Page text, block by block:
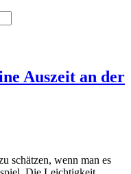
Auszeit an der
schätzen, wenn man es